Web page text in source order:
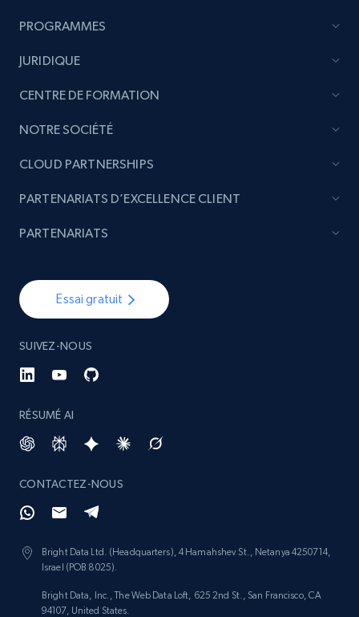
PROGRAMMES
JURIDIQUE
CENTRE DE FORMATION
NOTRE SOCIÉTÉ
Essai gratuit
SUIVEZ-NOUS
RÉSUMÉ AI
CONTACTEZ-NOUS
Bright Data Ltd. (Headquarters), 4 Hamahshev St., Netanya 4250714,
Israel (POB 8025).
Bright Data, Inc., The Web Data Loft, 625 2nd St., San Francisco, CA
94107, United States.
CLOUD PARTNERSHIPS
PARTENARIATS D’EXCELLENCE CLIENT
PARTENARIATS